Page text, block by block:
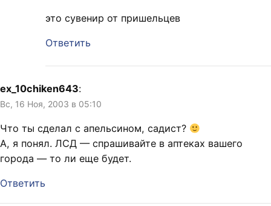
это сувенир от пришельцев
Ответить
ex_10chiken643:
Вс, 16 Ноя, 2003 в 05:10
Что ты сделал с апельсином, садист?
А, я понял. ЛСД — спрашивайте в аптеках вашего
города — то ли еще будет.
Ответить